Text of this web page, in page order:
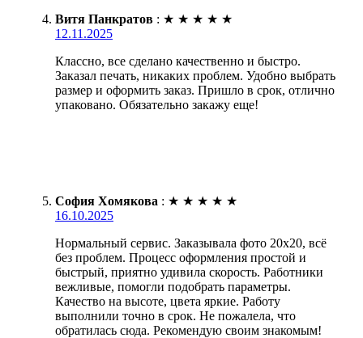
Витя Панкратов : ★ ★ ★ ★ ★
12.11.2025
Классно, все сделано качественно и быстро.
Заказал печать, никаких проблем. Удобно выбрать
размер и оформить заказ. Пришло в срок, отлично
упаковано. Обязательно закажу еще!
София Хомякова : ★ ★ ★ ★ ★
16.10.2025
Нормальный сервис. Заказывала фото 20х20, всё
без проблем. Процесс оформления простой и
быстрый, приятно удивила скорость. Работники
вежливые, помогли подобрать параметры.
Качество на высоте, цвета яркие. Работу
выполнили точно в срок. Не пожалела, что
обратилась сюда. Рекомендую своим знакомым!